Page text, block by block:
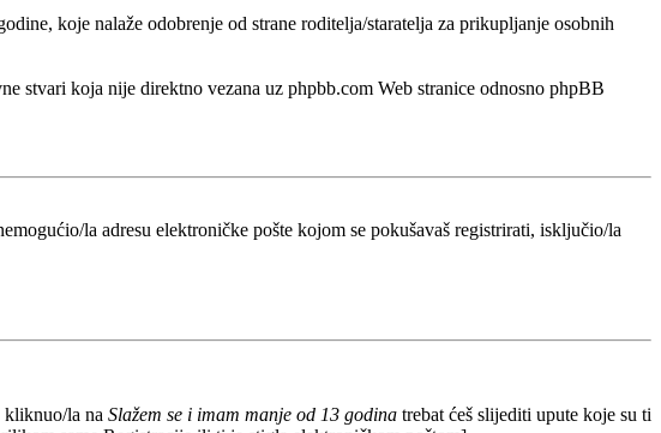
koje nalaže odobrenje od strane roditelja/staratelja za prikupljanje osobnih
stvari koja nije direktno vezana uz phpbb.com Web stranice odnosno phpBB
la adresu elektroničke pošte kojom se pokušavaš registrirati, isključio/la
kliknuo/la na Slažem se i imam manje od 13 godina trebat ćeš slijediti upute koje su ti